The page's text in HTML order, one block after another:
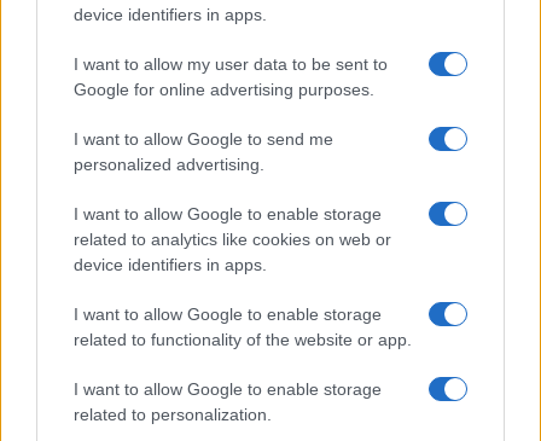
device identifiers in apps.
I want to allow my user data to be sent to
Google for online advertising purposes.
I want to allow Google to send me
personalized advertising.
I want to allow Google to enable storage
related to analytics like cookies on web or
device identifiers in apps.
I want to allow Google to enable storage
related to functionality of the website or app.
I want to allow Google to enable storage
related to personalization.
Incendi in Gallura, devastati un chiosco e due
furgoni: le indagini
Cannigione celebra la cultura gallurese con il